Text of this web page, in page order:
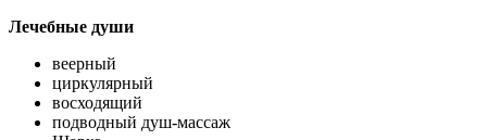
Лечебные души
веерный
циркулярный
восходящий
подводный душ-массаж